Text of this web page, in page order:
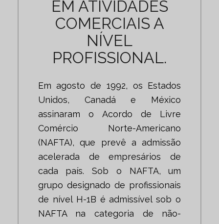
EM ATIVIDADES
COMERCIAIS A
NÍVEL
PROFISSIONAL.
Em agosto de 1992, os Estados
Unidos, Canadá e México
assinaram o Acordo de Livre
Comércio Norte-Americano
(NAFTA), que prevê a admissão
acelerada de empresários de
cada país. Sob o NAFTA, um
grupo designado de profissionais
de nível H-1B é admissível sob o
NAFTA na categoria de não-